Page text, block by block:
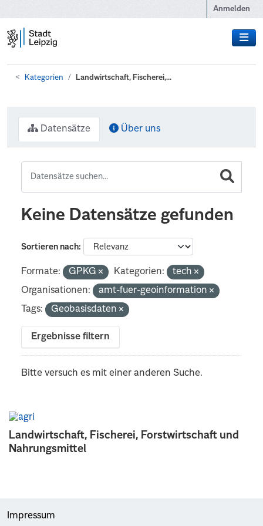
Anmelden
Kategorien Landwirtschaft, Fischerei,...
Landwirtschaft, Fischerei, Forstwirtschaft und
Nahrungsmittel
Datensätze Über uns
Keine Datensätze gefunden
Sortieren nach
Formate: GPKG Kategorien:
tech
Organisationen:
amt-fuer-geoinformation
Tags:
Geobasisdaten
Ergebnisse filtern
Bitte versuch es mit einer anderen Suche.
Impressum